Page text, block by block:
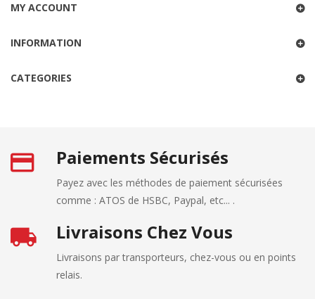
MY ACCOUNT
INFORMATION
CATEGORIES
Paiements Sécurisés
Payez avec les méthodes de paiement sécurisées
comme : ATOS de HSBC, Paypal, etc... .
Livraisons Chez Vous
Livraisons par transporteurs, chez-vous ou en points
relais.